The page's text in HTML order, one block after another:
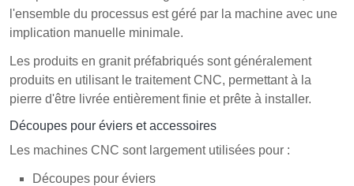
l'ensemble du processus est géré par la machine avec une
implication manuelle minimale.
Les produits en granit préfabriqués sont généralement
produits en utilisant le traitement CNC, permettant à la
pierre d'être livrée entièrement finie et prête à installer.
Découpes pour éviers et accessoires
Les machines CNC sont largement utilisées pour :
Découpes pour éviers